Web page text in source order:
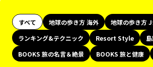
すべて 地球の歩き方 海外 地球の歩き方 J
ランキング&テクニック
Resort Style
BOOKS 旅の名言＆絶景
BOOKS 旅と健康